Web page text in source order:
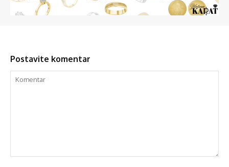
Postavite komentar